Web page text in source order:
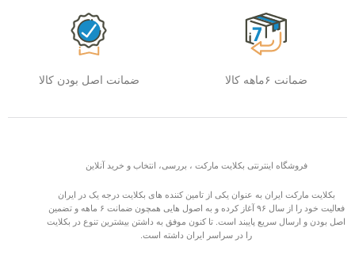
ضمانت ۶ماهه کالا ضمانت اصل بودن کالا
فروشگاه اینترنتی بکلایت مارکت ، بررسی، انتخاب و خرید آنلاین
بکلایت مارکت ایران به عنوان یکی از تامین کننده های بکلایت درجه یک در ایران
فعالیت خود را از سال ۹۶ آغاز کرده و به اصول هایی همچون ضمانت ۶ ماهه و تضمین
اصل بودن و ارسال سریع پایبند است. تا کنون موفق به داشتن بیشترین تنوع در بکلایت
را در سراسر ایران داشته است.